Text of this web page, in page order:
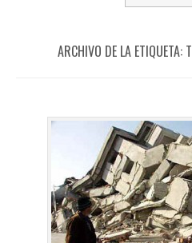
ARCHIVO DE LA ETIQUETA: